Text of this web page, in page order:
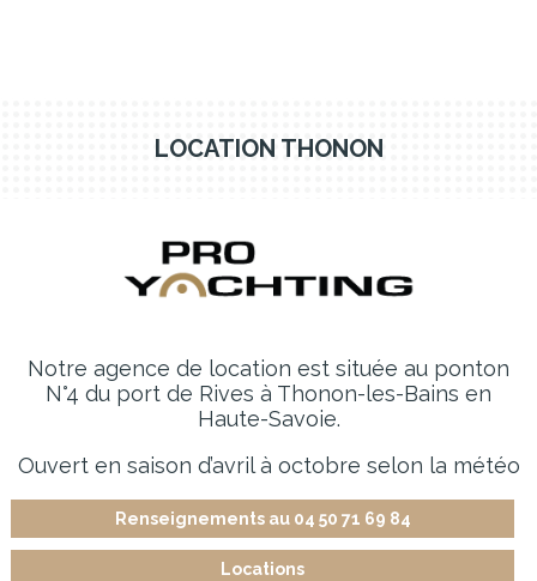
LOCATION THONON
Notre agence de location est située au ponton
N°4 du port de Rives à Thonon-les-Bains en
Haute-Savoie.
Ouvert en saison d’avril à octobre selon la météo
Renseignements au 04 50 71 69 84
Locations